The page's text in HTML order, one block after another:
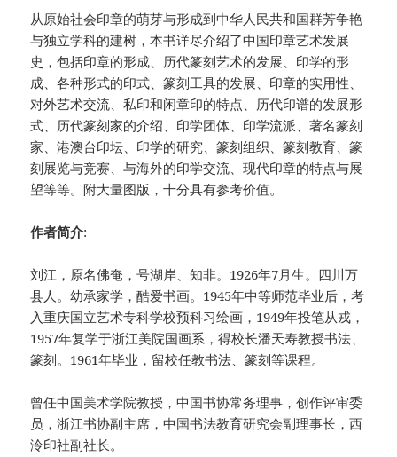
从原始社会印章的萌芽与形成到中华人民共和国群芳争艳
与独立学科的建树，本书详尽介绍了中国印章艺术发展
史，包括印章的形成、历代篆刻艺术的发展、印学的形
成、各种形式的印式、篆刻工具的发展、印章的实用性、
对外艺术交流、私印和闲章印的特点、历代印谱的发展形
式、历代篆刻家的介绍、印学团体、印学流派、著名篆刻
家、港澳台印坛、印学的研究、篆刻组织、篆刻教育、篆
刻展览与竞赛、与海外的印学交流、现代印章的特点与展
望等等。附大量图版，十分具有参考价值。
作者简介:
刘江，原名佛奄，号湖岸、知非。1926年7月生。四川万
县人。幼承家学，酷爱书画。1945年中等师范毕业后，考
入重庆国立艺术专科学校预科习绘画，1949年投笔从戎，
1957年复学于浙江美院国画系，得校长潘天寿教授书法、
篆刻。1961年毕业，留校任教书法、篆刻等课程。
曾任中国美术学院教授，中国书协常务理事，创作评审委
员，浙江书协副主席，中国书法教育研究会副理事长，西
泠印社副社长。